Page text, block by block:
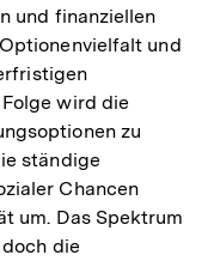
und finanziellen
und
wird die
zu
ständige
Chancen
um. Das Spektrum
die